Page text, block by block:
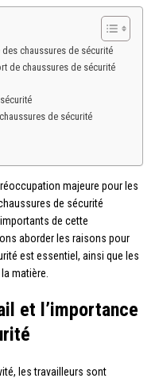
chaussures de sécurité
de chaussures de sécurité
de sécurité
majeure pour les
de sécurité
de cette
aborder les raisons pour
est essentiel, ainsi que les
matière.
et l’importance
les travailleurs sont